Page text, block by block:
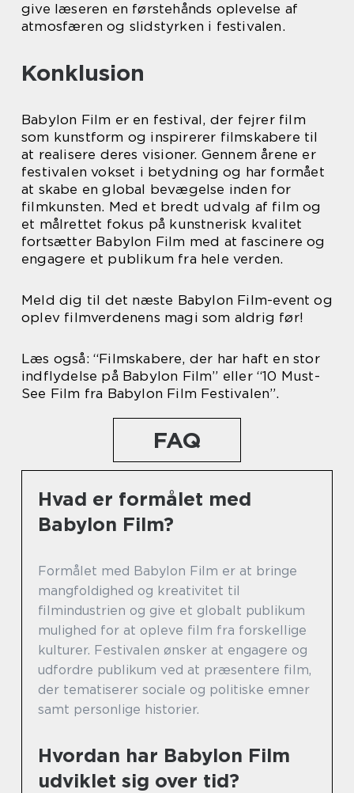
give læseren en førstehånds oplevelse af
atmosfæren og slidstyrken i festivalen.
Konklusion
Babylon Film er en festival, der fejrer film
som kunstform og inspirerer filmskabere til
at realisere deres visioner. Gennem årene er
festivalen vokset i betydning og har formået
at skabe en global bevægelse inden for
filmkunsten. Med et bredt udvalg af film og
et målrettet fokus på kunstnerisk kvalitet
fortsætter Babylon Film med at fascinere og
engagere et publikum fra hele verden.
Meld dig til det næste Babylon Film-event og
oplev filmverdenens magi som aldrig før!
Læs også: “Filmskabere, der har haft en stor
indflydelse på Babylon Film” eller “10 Must-
See Film fra Babylon Film Festivalen”.
FAQ
Hvad er formålet med
Babylon Film?
Formålet med Babylon Film er at bringe
mangfoldighed og kreativitet til
filmindustrien og give et globalt publikum
mulighed for at opleve film fra forskellige
kulturer. Festivalen ønsker at engagere og
udfordre publikum ved at præsentere film,
der tematiserer sociale og politiske emner
samt personlige historier.
Hvordan har Babylon Film
udviklet sig over tid?